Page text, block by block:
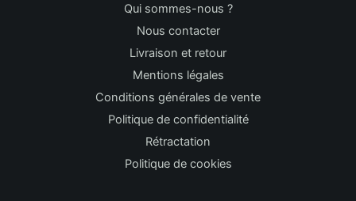
Qui sommes-nous ?
Nous contacter
Livraison et retour
Mentions légales
Conditions générales de vente
Politique de confidentialité
Rétractation
Politique de cookies